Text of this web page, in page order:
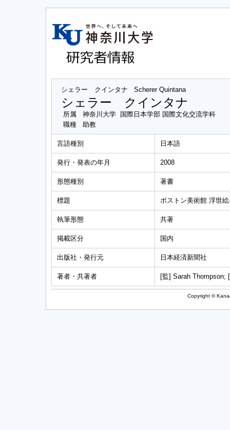
シェラー クインタナ Scherer Quintana
シェラー クインタナ
所属
神奈川大学 国際日本学部 国際文化交流学科
職種
助教
言語種別 日本語
発行・発表の年月 2008
形態種別 著書
標題 ボストン美術館 浮世
執筆形態 共著
掲載区分 国内
出版社・発行元 日本経済新聞社
著者・共著者 [監] Sarah Thompson;
Copyright ©